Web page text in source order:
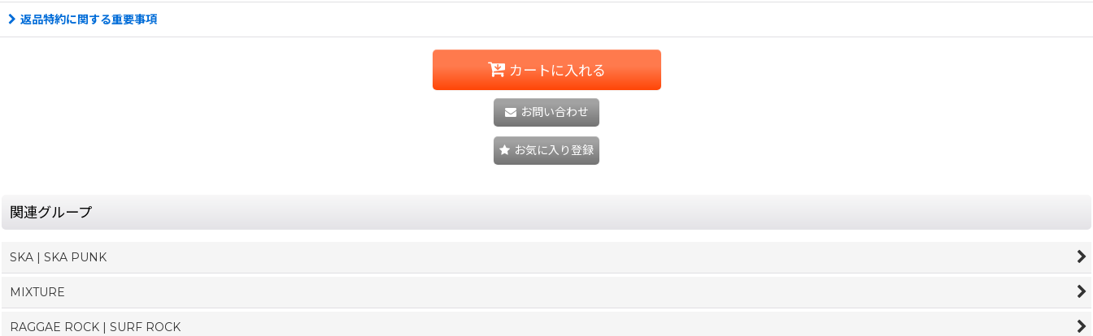
返品特約に関する重要事項
カートに入れる
お問い合わせ
お気に入り登録
関連グループ
SKA | SKA PUNK
MIXTURE
RAGGAE ROCK | SURF ROCK